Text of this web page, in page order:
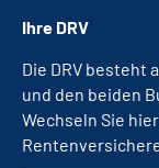
Ihre DRV
Die DRV besteht
und den beiden
Wechseln Sie